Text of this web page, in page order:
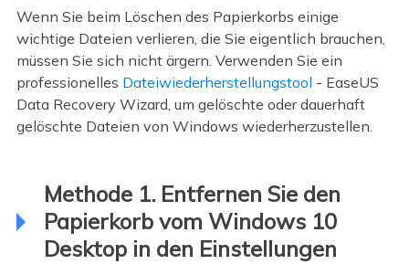
Wenn Sie beim Löschen des Papierkorbs einige
wichtige Dateien verlieren, die Sie eigentlich brauchen,
müssen Sie sich nicht ärgern. Verwenden Sie ein
professionelles Dateiwiederherstellungstool - EaseUS
Data Recovery Wizard, um gelöschte oder dauerhaft
gelöschte Dateien von Windows wiederherzustellen.
Methode 1. Entfernen Sie den
Papierkorb vom Windows 10
Desktop in den Einstellungen